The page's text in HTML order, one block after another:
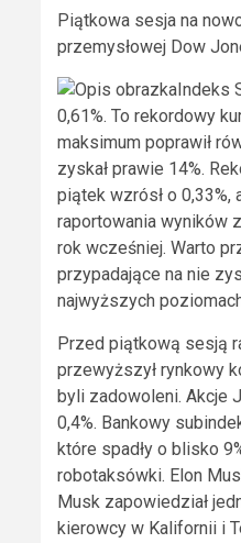
Piątkowa sesja na
przemysłowej Dow
Indeks
0,61%. To rekordowy
maksimum poprawił
zyskał prawie 14%.
piątek wzrósł o 0,33%,
raportowania wyników
rok wcześniej. Warto
przypadające na nie
najwyższych
Przed piątkową sesją
przewyższył rynkowy
byli zadowoleni. Akcje
0,4%. Bankowy
które spadły o blisko
robotaksówki. Elon
Musk zapowiedział
kierowcy w Kalifornii i